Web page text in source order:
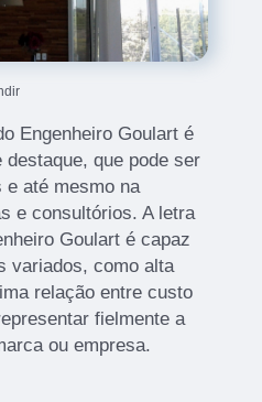
Engenheiro Goulart é
destaque, que pode ser
e até mesmo na
e consultórios. A letra
Goulart é capaz
variados, como alta
relação entre custo
fielmente a
ou empresa.